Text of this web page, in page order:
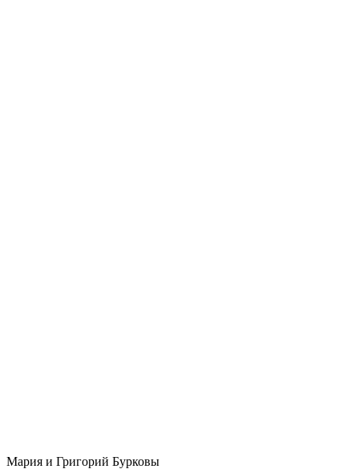
Мария и Григорий Бурковы